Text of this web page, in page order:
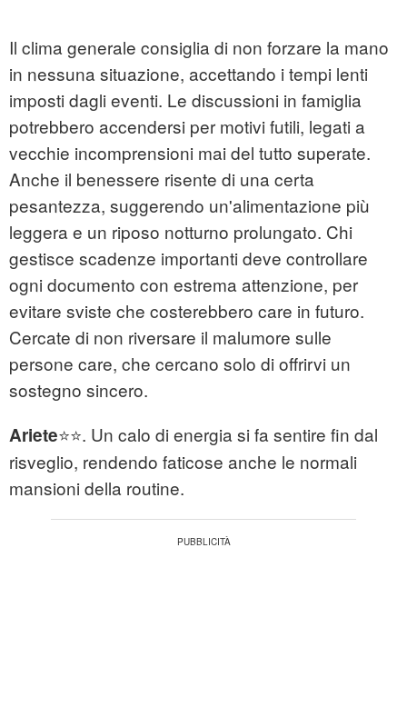
Il clima generale consiglia di non forzare la mano
in nessuna situazione, accettando i tempi lenti
imposti dagli eventi. Le discussioni in famiglia
potrebbero accendersi per motivi futili, legati a
vecchie incomprensioni mai del tutto superate.
Anche il benessere risente di una certa
pesantezza, suggerendo un'alimentazione più
leggera e un riposo notturno prolungato. Chi
gestisce scadenze importanti deve controllare
ogni documento con estrema attenzione, per
evitare sviste che costerebbero care in futuro.
Cercate di non riversare il malumore sulle
persone care, che cercano solo di offrirvi un
sostegno sincero.
Ariete⭐⭐. Un calo di energia si fa sentire fin dal
risveglio, rendendo faticose anche le normali
mansioni della routine.